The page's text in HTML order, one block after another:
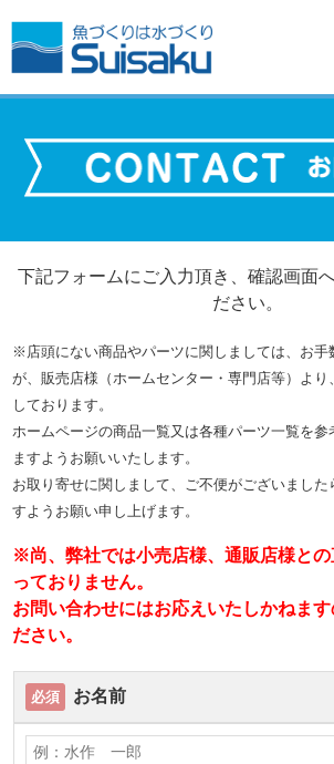
下記フォームにご入力頂き、確認画面
ださい。
※店頭にない商品やパーツに関しましては、お手
が、販売店様（ホームセンター・専門店等）よ
しております。
ホームページの商品一覧又は各種パーツ一覧を参
ますようお願いいたします。
お取り寄せに関しまして、ご不便がございました
すようお願い申し上げます。
※尚、弊社では小売店様、通販店様と
っておりません。
お問い合わせにはお応えいたしかねます
ださい。
必須 お名前